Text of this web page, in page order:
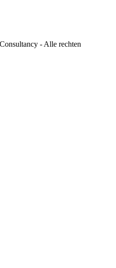
- Alle rechten